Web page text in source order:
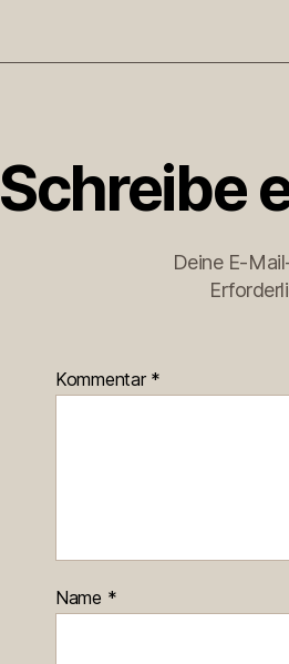
Schreibe
Deine E-
Kommentar *
Name *